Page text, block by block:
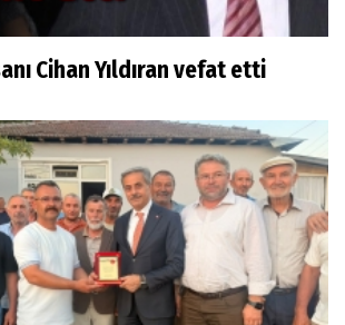
Cihan Yıldıran vefat etti